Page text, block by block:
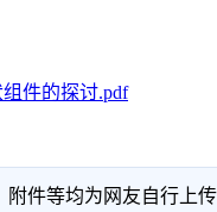
件的探讨.pdf
件等均为网友自行上